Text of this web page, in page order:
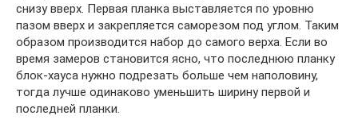
снизу вверх. Первая планка выставляется по уровню
пазом вверх и закрепляется саморезом под углом. Таким
образом производится набор до самого верха. Если во
время замеров становится ясно, что последнюю планку
блок-хауса нужно подрезать больше чем наполовину,
тогда лучше одинаково уменьшить ширину первой и
последней планки.